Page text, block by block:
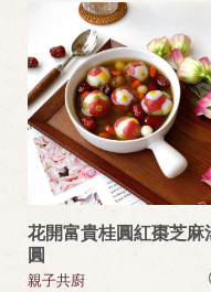
花開富貴桂圓紅棗芝麻
圓
親子共廚